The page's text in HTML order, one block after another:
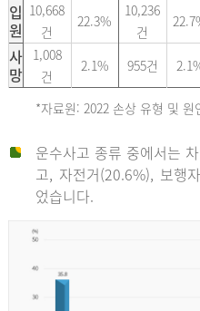
입
원
10,668
건
22.3%
10,236
건
사
망
1,008
건
2.1% 955건
*자료원: 2022 손상 유형 및
운수사고 종류 중에서는
고, 자전거(20.6%), 보행
었습니다.